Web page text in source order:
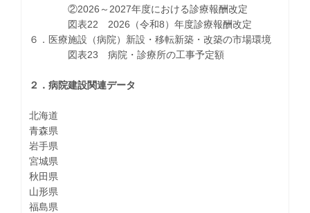
②2026～2027年度における診療報酬改定
図表22 2026（令和8）年度診療報酬改定
６．医療施設（病院）新設・移転新築・改築の市場環境
図表23 病院・診療所の工事予定額
２．病院建設関連データ
北海道
青森県
岩手県
宮城県
秋田県
山形県
福島県